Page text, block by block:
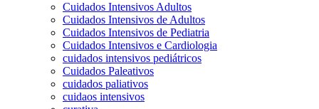
Cuidados Intensivos Adultos
Cuidados Intensivos de Adultos
Cuidados Intensivos de Pediatria
Cuidados Intensivos e Cardiologia
cuidados intensivos pediátricos
Cuidados Paleativos
cuidados paliativos
cuidaos intensivos